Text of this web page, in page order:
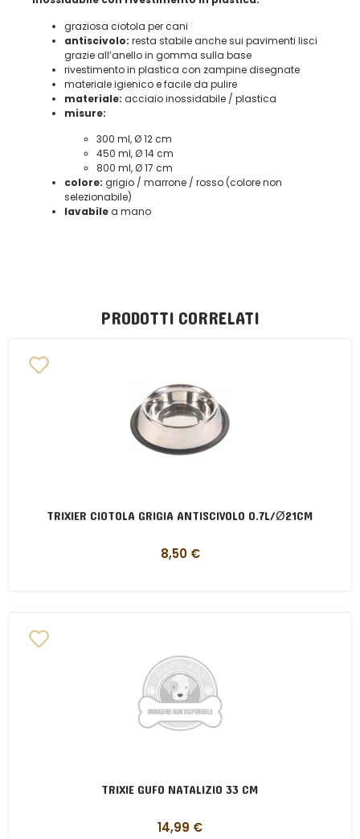
graziosa ciotola per cani
antiscivolo: resta stabile anche sui pavimenti lisci
grazie all’anello in gomma sulla base
rivestimento in plastica con zampine disegnate
materiale igienico e facile da pulire
materiale: acciaio inossidabile / plastica
misure:
300 ml, Ø 12 cm
450 ml, Ø 14 cm
800 ml, Ø 17 cm
colore: grigio / marrone / rosso (colore non
selezionabile)
lavabilea mano
PRODOTTI CORRELATI
TRIXIER CIOTOLA GRIGIA ANTISCIVOLO 0.7L/Ø21CM
8,50 €
TRIXIE GUFO NATALIZIO 33 CM
14,99 €